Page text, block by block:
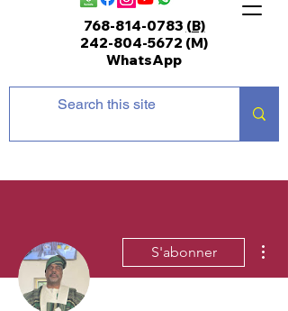
768-814-0783 (B)
242-804-5672 (M)
WhatsApp
S'abonner